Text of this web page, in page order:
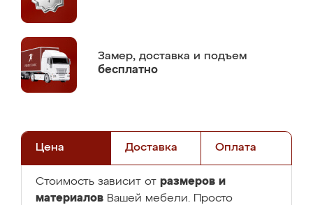
Замер, доставка и подъем
бесплатно
Цена Доставка Оплата
Стоимость зависит от размеров и
материалов Вашей мебели. Просто